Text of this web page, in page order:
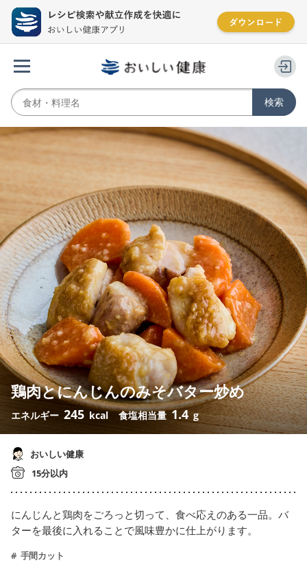
鶏肉とにんじんのみそバター炒め
エネルギー 245 kcal 食塩相当量 1.4 g
おいしい健康
15分以内
にんじんと鶏肉をごろっと切って、食べ応えのある一品。バ
ターを最後に入れることで風味豊かに仕上がります。
手間カット